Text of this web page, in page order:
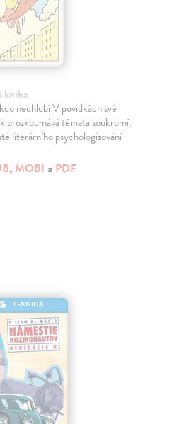
kniha
nechlubí V povídkách své
prozkoumává témata soukromí,
literárního psychologizování
, MOBI a PDF
E-KNIHA